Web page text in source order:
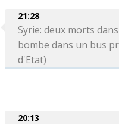
21:28
Syrie: deux morts
bombe dans un bus
d'Etat)
20:13